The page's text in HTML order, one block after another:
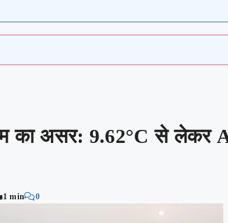
असर: 9.62°C से लेकर
1 min 0